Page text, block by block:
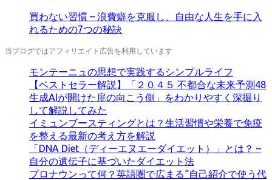
買わない習慣 – 浪費癖を克服し、自由な人生を手に入
れるための7つの秘訣
当ブログではアフィリエイト広告を利用しています
モンテーニュの思想で実践するシンプルライフ
【ベストセラー解説】「２０４５ 不都合な未来予測48
生成AIが開けた扉の向こう側」をわかりやすく深掘り
して解説してみた
イミュンブースティングとは？生活習慣や栄養で免疫
を整える最新の考え方を解説
「DNA Diet（ディーエヌエーダイエット）」とは？ –
自分の遺伝子に基づいたダイエット法
プロナウンって何？英語圏で広まる“自己紹介で使う代